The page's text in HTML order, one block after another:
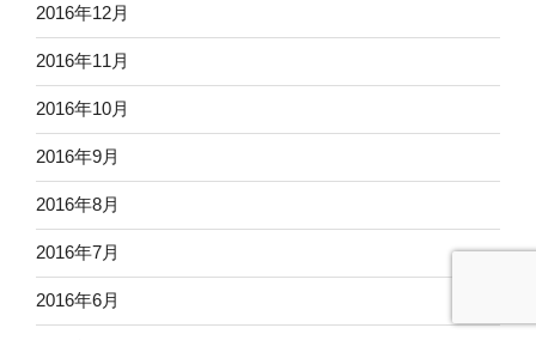
2016年12月
2016年11月
2016年10月
2016年9月
2016年8月
2016年7月
2016年6月